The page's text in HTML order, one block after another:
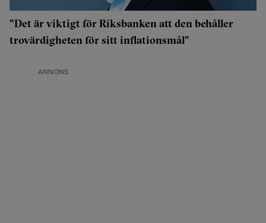
"Det är viktigt för Riksbanken att den behåller
trovärdigheten för sitt inflationsmål"
ANNONS